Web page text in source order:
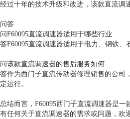
经过十年的技术升级和改进，该款直流调
问答
问F60095直流调速器适用于哪些行业
答F60095直流调速器适用于电力、钢铁
问该款直流调速器的售后服务如何
答作为西门子直流传动器修理销售的公司
定运行。
总结而言，F60095西门子直流调速器是
有任何关于直流调速器的需求或问题，欢